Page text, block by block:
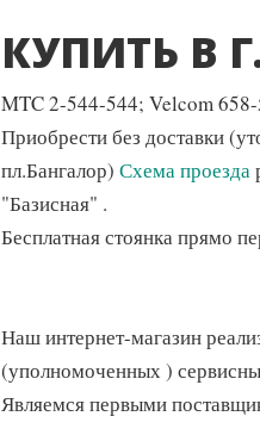
КУПИТЬ В
MTC 2-544-544; Velcom
Приобрести без доставки
пл.Бангалор) Схема проезда
"Базисная" .
Бесплатная стоянка прямо
Наш интернет-магазин
(уполномоченных )
Являемся первыми